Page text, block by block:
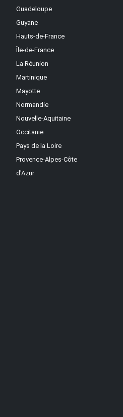
Guadeloupe
Guyane
Hauts-de-France
Île-de-France
La Réunion
Martinique
Mayotte
Normandie
Nouvelle-Aquitaine
Occitanie
Pays de la Loire
Provence-Alpes-Côte
d'Azur